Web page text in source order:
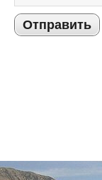
Отправить